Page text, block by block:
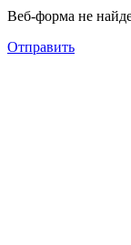
Веб-форма не
Отправить